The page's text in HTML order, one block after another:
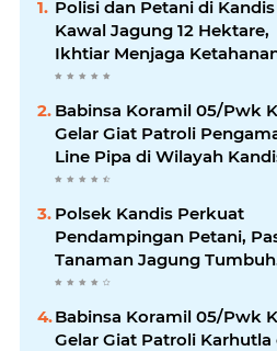
Polisi dan Petani di Kandis
Kawal Jagung 12 Hektare,
Ikhtiar Menjaga
Pangan
Babinsa Koramil 05/Pwk
Gelar Giat Patroli
Line Pipa di Wilayah
Kandis
Polsek Kandis Perkuat
Pendampingan Petani,
Tanaman Jagung Tumbuh
Optimal Dukung
Pangan Nasional
Babinsa Koramil 05/Pwk
Gelar Giat Patroli Karhutla